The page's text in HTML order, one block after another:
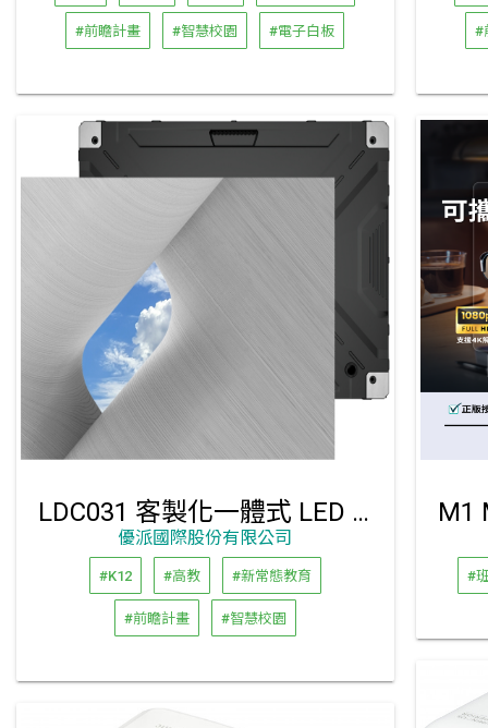
#前瞻計畫 #智慧校園 #電子白板 #
LDC031 客製化一體式 LED 顯示器 (像素間距: P1.5/P1.8/P.2.5)
優派國際股份有限公司
#K12 #高教 #新常態教育
#前瞻計畫 #智慧校園
#